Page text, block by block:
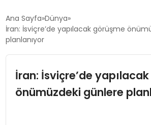
GÜNDEM
EĞITIM
Ana Sayfa Dünya
İran: İsviçre’de yapılacak görüşme
planlanıyor
İran: İsviçre’de
önümüzdeki günlere